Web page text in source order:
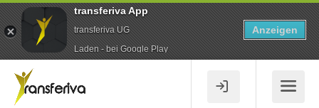
transferiva App
transferiva UG
Laden - bei Google Play
Anzeigen